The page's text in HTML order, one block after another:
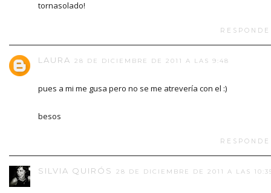
tornasolado!
LAURA 28 DE DICIEMBRE DE 2011 A LAS 9:48
pues a mi me gusa pero no se me atrevería con el :)
besos
SILVIA QUIRÓS 28 DE DICIEMBRE DE 2011 A LAS